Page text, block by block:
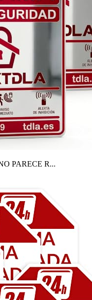
PARECE R...